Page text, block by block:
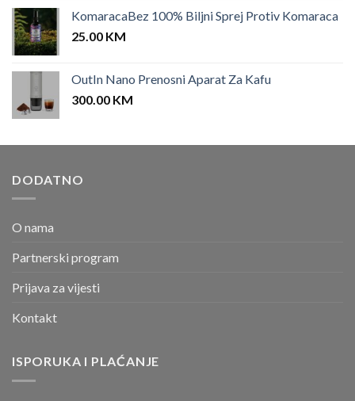
KomaracaBez 100% Biljni Sprej Protiv Komaraca
25.00 KM
OutIn Nano Prenosni Aparat Za Kafu
300.00 KM
DODATNO
O nama
Partnerski program
Prijava za vijesti
Kontakt
ISPORUKA I PLAĆANJE